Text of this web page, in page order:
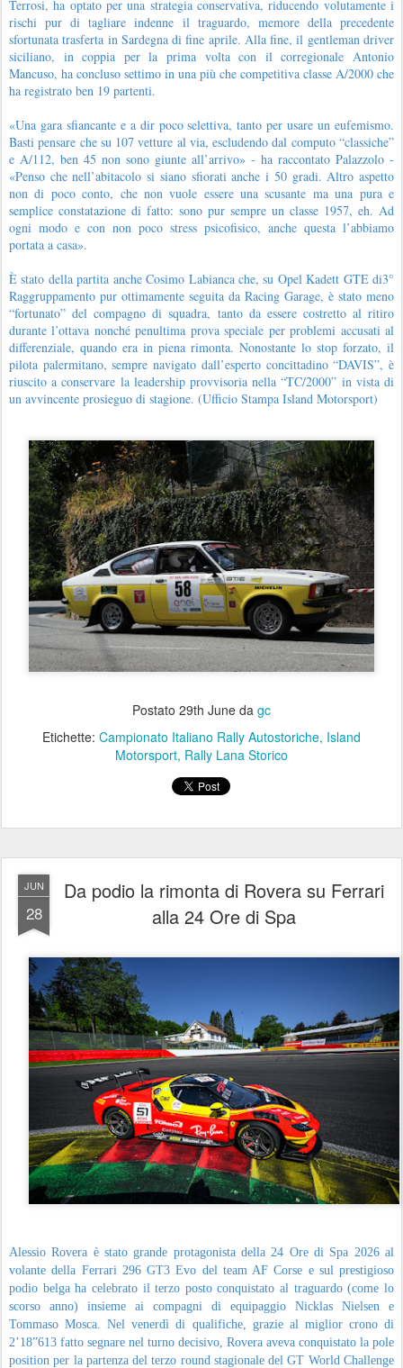
Terrosi, ha optato per una strategia conservativa, riducendo volutamente i
rischi pur di tagliare indenne il traguardo, memore della precedente
sfortunata trasferta in Sardegna di fine aprile. Alla fine, il gentleman driver
siciliano, in coppia per la prima volta con il corregionale Antonio
Mancuso, ha concluso settimo in una più che competitiva classe A/2000 che
ha registrato ben 19 partenti.
«Una gara sfiancante e a dir poco selettiva, tanto per usare un eufemismo.
Basti pensare che su 107 vetture al via, escludendo dal computo “classiche”
e A/112, ben 45 non sono giunte all’arrivo» - ha raccontato Palazzolo -
«Penso che nell’abitacolo si siano sfiorati anche i 50 gradi. Altro aspetto
non di poco conto, che non vuole essere una scusante ma una pura e
semplice constatazione di fatto: sono pur sempre un classe 1957, eh. Ad
ogni modo e con non poco stress psicofisico, anche questa l’abbiamo
portata a casa».
È stato della partita anche Cosimo Labianca che, su Opel Kadett GTE di3°
Raggruppamento pur ottimamente seguita da Racing Garage, è stato meno
“fortunato” del compagno di squadra, tanto da essere costretto al ritiro
durante l’ottava nonché penultima prova speciale per problemi accusati al
differenziale, quando era in piena rimonta. Nonostante lo stop forzato, il
pilota palermitano, sempre navigato dall’esperto concittadino “DAVIS”, è
riuscito a conservare la leadership provvisoria nella “TC/2000” in vista di
un avvincente prosieguo di stagione. (Ufficio Stampa Island Motorsport)
Postato 29th June da gc
Etichette: Campionato Italiano Rally Autostoriche Island
Motorsport Rally Lana Storico
JUN
28
Da podio la rimonta di Rovera su Ferrari
alla 24 Ore di Spa
Alessio Rovera è stato grande protagonista della 24 Ore di Spa 2026 al
volante della Ferrari 296 GT3 Evo del team AF Corse e sul prestigioso
podio belga ha celebrato il terzo posto conquistato al traguardo (come lo
scorso anno) insieme ai compagni di equipaggio Nicklas Nielsen e
Tommaso Mosca. Nel venerdì di qualifiche, grazie al miglior crono di
2’18”613 fatto segnare nel turno decisivo, Rovera aveva conquistato la pole
position per la partenza del terzo round stagionale del GT World Challenge